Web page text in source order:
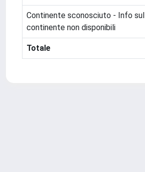
Continente sconosciuto - Info sul
continente non disponibili
Totale